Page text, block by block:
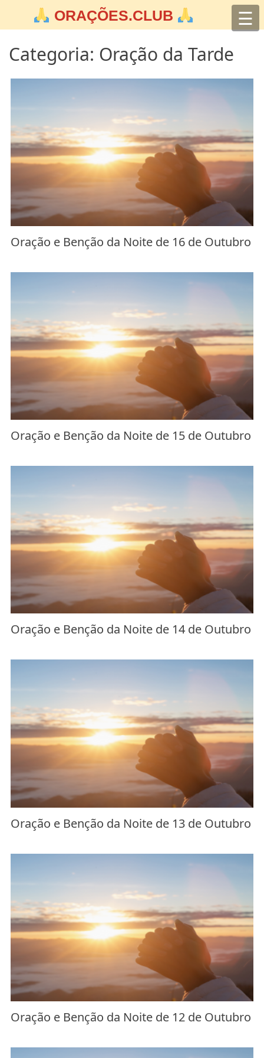
ORAÇÕES.CLUB
☰
Categoria: Oração da Tarde
Oração e Benção da Noite de 16 de Outubro
Oração e Benção da Noite de 15 de Outubro
Oração e Benção da Noite de 14 de Outubro
Oração e Benção da Noite de 13 de Outubro
Oração e Benção da Noite de 12 de Outubro